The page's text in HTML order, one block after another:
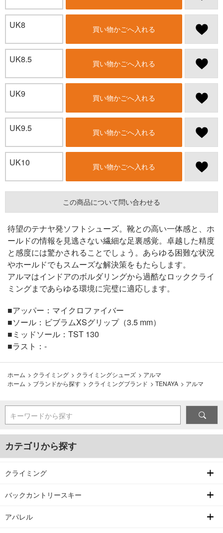
UK8 買い物かごへ入れる
UK8.5 買い物かごへ入れる
UK9 買い物かごへ入れる
UK9.5 買い物かごへ入れる
UK10 買い物かごへ入れる
この商品について問い合わせる
待望のテナヤ発ソフトシューズ。靴との高い一体感と、ホ
ールドの情報を見逃さない繊細な足裏感覚。卓越した精度
と感度には驚かされることでしょう。あらゆる困難な状況
やホールドでもスムーズな解決策をもたらします。
アルマはインドアのボルダリングから過酷なロッククライ
ミングまであらゆる環境に完璧に適応します。
■アッパー：マイクロファイバー
■ソール：ビブラムXSグリップ（3.5 mm）
■ミッドソール：TST 130
■ラスト：-
ホーム > クライミング > クライミングシューズ > アルマ
ホーム > ブランドから探す > クライミングブランド > TENAYA > アルマ
キーワードから探す
カテゴリから探す
クライミング
バックカントリースキー
アパレル